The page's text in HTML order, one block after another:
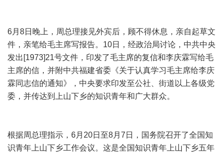
6月8日晚上，周总理接见外宾后，顾不得休息，亲自起草文
件，亲笔给毛主席写报告。10日，经政治局讨论，中共中央
发出[1973]21号文件，印发了毛主席的复信和李庆霖写给毛
主席的信，并附中共福建省委《关于认真学习毛主席给李庆
霖同志信的通知》，中央要求印发至公社、街道以上各级党
委，并传达到上山下乡的知识青年和广大群众。
根据周总理指示，6月20日至8月7日，国务院召开了全国知
识青年上山下乡工作会议。这是全国知识青年上山下乡五年